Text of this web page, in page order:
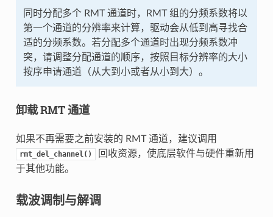
同时分配多个 RMT 通道时，RMT 组的分频系数将以
第一个通道的分辨率来计算，驱动会从低到高寻找合
适的分频系数。若分配多个通道时出现分频系数冲
突，请调整分配通道的顺序，按照目标分辨率的大小
按序申请通道（从大到小或者从小到大）。
卸载 RMT 通道
如果不再需要之前安装的 RMT 通道，建议调用
rmt_del_channel()
回收资源，使底层软件与硬件重新用
于其他功能。
载波调制与解调